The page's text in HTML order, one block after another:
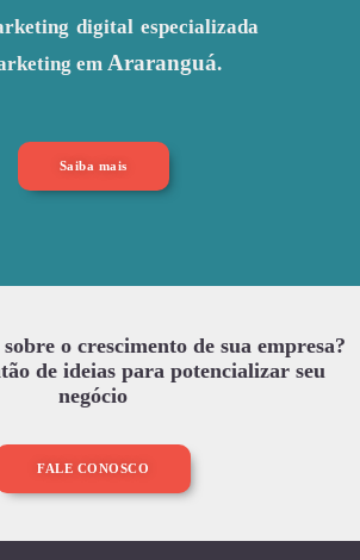
digital especializada
em Araranguá.
Saiba mais
o crescimento de sua empresa?
de ideias para potencializar seu
negócio
FALE CONOSCO